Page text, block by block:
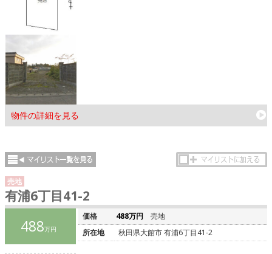
物件の詳細を見る
売地
有浦6丁目41-2
488万円
価格 488万円
売地
所在地
秋田県大館市 有浦6丁目41-2